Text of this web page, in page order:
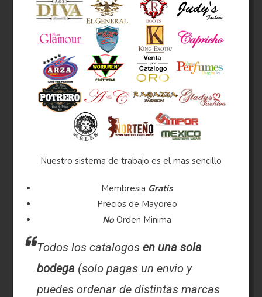
Nuestro sistema de trabajo es el mas sencillo
Membresia Gratis
Precios de Mayoreo
No Orden Minima
Todos los catalogosen una sola
bodega (solo pagas un envio y
puedes ordenar de distintas marcas